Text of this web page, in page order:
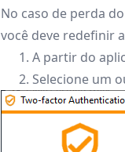
No caso de perda
você deve redefinir
A partir do
Selecione um